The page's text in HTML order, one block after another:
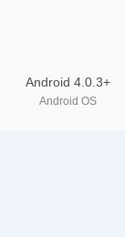
Android 4.0.3+
Android OS